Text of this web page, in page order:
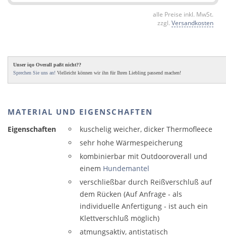
alle Preise inkl. MwSt.
zzgl. Versandkosten
Unser iqo Overall paßt nicht??
Sprechen Sie uns an! Vielleicht können wir ihn für Ihren Liebling passend machen!
MATERIAL UND EIGENSCHAFTEN
Eigenschaften
kuschelig weicher, dicker Thermofleece
sehr hohe Wärmespeicherung
kombinierbar mit Outdooroverall und
einem Hundemantel
verschließbar durch Reißverschluß auf
dem Rücken (Auf Anfrage - als
individuelle Anfertigung - ist auch ein
Klettverschluß möglich)
atmungsaktiv, antistatisch